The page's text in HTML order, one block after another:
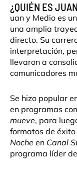
¿QUIÉN ES
uan y Medio es
una amplia
directo. Su
interpretación,
llevaron a
comunicadores
Se hizo popular
en programas
mueve, para
formatos de éxito
Noche en Canal
programa líder